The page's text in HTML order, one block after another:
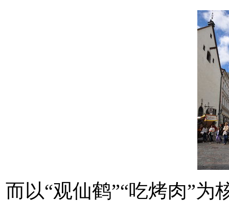
而以“观仙鹤”“吃烤肉”为